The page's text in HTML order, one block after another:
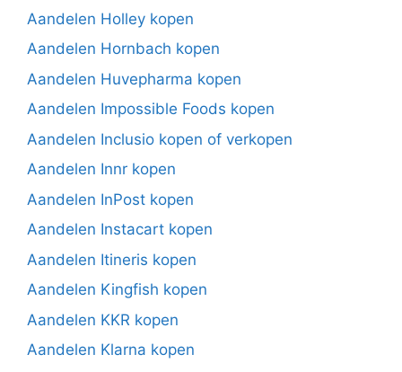
Aandelen Holley kopen
Aandelen Hornbach kopen
Aandelen Huvepharma kopen
Aandelen Impossible Foods kopen
Aandelen Inclusio kopen of verkopen
Aandelen Innr kopen
Aandelen InPost kopen
Aandelen Instacart kopen
Aandelen Itineris kopen
Aandelen Kingfish kopen
Aandelen KKR kopen
Aandelen Klarna kopen